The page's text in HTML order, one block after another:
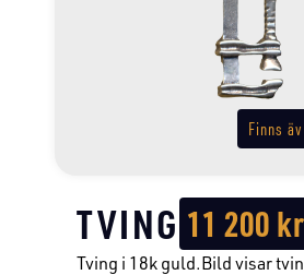
Finns
TVING 11 200kr
Tving i 18k guld.Bild visar